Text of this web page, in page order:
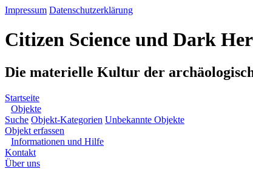
Impressum Datenschutzerklärung
Citizen Science und Dark
Die materielle Kultur der
Startseite
Objekte
Suche Objekt-Kategorien Unbekannte Objekte
Objekt erfassen
Informationen und Hilfe
Kontakt
Über uns